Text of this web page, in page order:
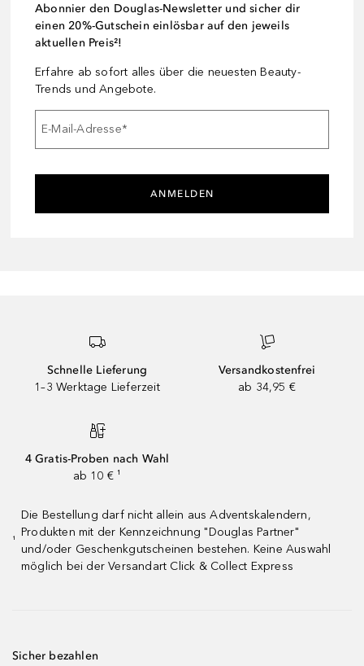
Abonnier den Douglas-Newsletter und sicher dir
einen 20%-Gutschein einlösbar auf den jeweils
aktuellen Preis²!
Erfahre ab sofort alles über die neuesten Beauty-
Trends und Angebote.
E-Mail-Adresse*
ANMELDEN
Schnelle Lieferung
1–3 Werktage Lieferzeit
Versandkostenfrei
ab 34,95 €
4 Gratis-Proben nach Wahl
ab 10 € ¹
¹
Die Bestellung darf nicht allein aus Adventskalendern,
Produkten mit der Kennzeichnung "Douglas Partner"
und/oder Geschenkgutscheinen bestehen. Keine Auswahl
möglich bei der Versandart Click & Collect Express
Sicher bezahlen